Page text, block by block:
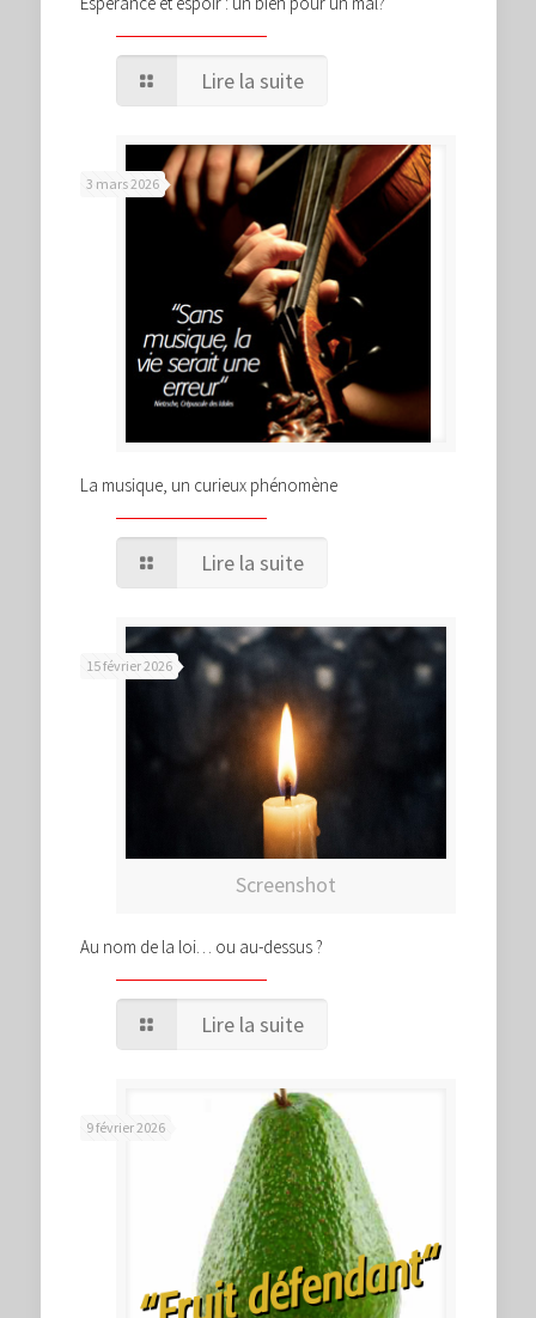
Lire la suite
3 mars 2026
La musique, un curieux phénomène
Lire la suite
Screenshot
15 février 2026
Au nom de la loi… ou au-dessus ?
Lire la suite
9 février 2026